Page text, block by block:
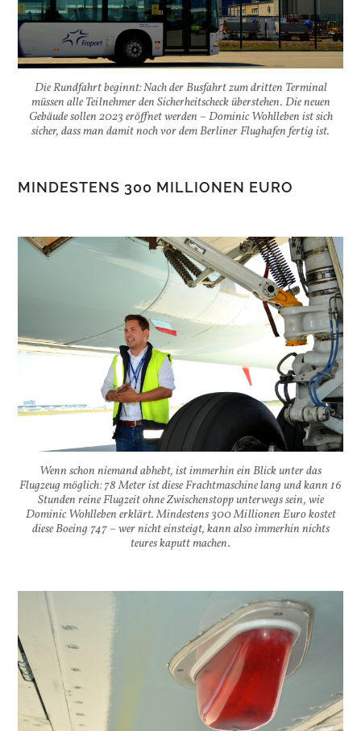
Die Rundfahrt beginnt: Nach der Busfahrt zum dritten Terminal
müssen alle Teilnehmer den Sicherheitscheck überstehen. Die neuen
Gebäude sollen 2023 eröffnet werden – Dominic Wohlleben ist sich
sicher, dass man damit noch vor dem Berliner Flughafen fertig ist.
MINDESTENS 300 MILLIONEN EURO
Wenn schon niemand abhebt, ist immerhin ein Blick unter das
Flugzeug möglich: 78 Meter ist diese Frachtmaschine lang und kann 16
Stunden reine Flugzeit ohne Zwischenstopp unterwegs sein, wie
Dominic Wohlleben erklärt. Mindestens 300 Millionen Euro kostet
diese Boeing 747 – wer nicht einsteigt, kann also immerhin nichts
teures kaputt machen.